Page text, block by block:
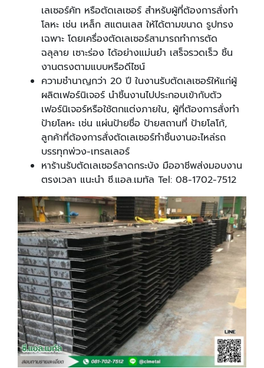
เลเซอร์คัท หรือตัดเลเซอร์ สำหรับผู้ที่ต้องการสั่งทำ
โลหะ เช่น เหล็ก สแตนเลส ให้ได้ตามขนาด รูปทรง
เฉพาะ โดยเครื่องตัดเลเซอร์สามารถทำการตัด
ฉลุลาย เซาะร่อง ได้อย่างแม่นยำ เสร็จรวดเร็ว ชิ้น
งานตรงตามแบบหรือดีไซน์
ความชำนาญกว่า 20 ปี ในงานรับตัดเลเซอร์ให้แก่ผู้
ผลิตเฟอร์นิเจอร์ นำชิ้นงานไปประกอบเข้ากับตัว
เฟอร์นิเจอร์หรือใช้ตกแต่งภายใน, ผู้ที่ต้องการสั่งทำ
ป้ายโลหะ เช่น แผ่นป้ายชื่อ ป้ายสถานที่ ป้ายโลโก้,
ลูกค้าที่ต้องการสั่งตัดเลเซอร์ทำชิ้นงานอะไหล่รถ
บรรทุกพ่วง-เทรลเลอร์
หาร้านรับตัดเลเซอร์ลาดกระบัง มืออาชีพส่งมอบงาน
ตรงเวลา แนะนำ ซี.แอล.เมทัล Tel: 08-1702-7512